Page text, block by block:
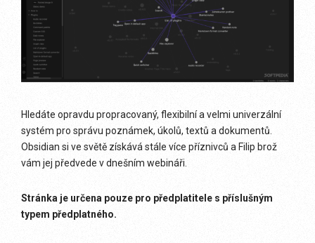
Hledáte opravdu propracovaný, flexibilní a velmi univerzální
systém pro správu poznámek, úkolů, textů a dokumentů.
Obsidian si ve světě získává stále více příznivců a Filip brož
vám jej předvede v dnešním webináři.
Stránka je určena pouze pro předplatitele s příslušným
typem předplatného.